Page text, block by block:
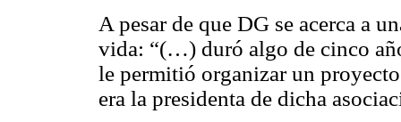
A pesar de que DG se acerca a
vida: “(…) duró algo de cinco
le permitió organizar un
era la presidenta de dicha